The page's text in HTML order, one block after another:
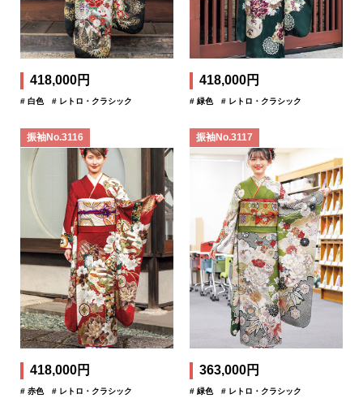
418,000円
# 白色 # レトロ・クラシック
418,000円
# 緑色 # レトロ・クラシック
振袖No.3116
418,000円
# 赤色 # レトロ・クラシック
振袖No.3117
363,000円
# 緑色 # レトロ・クラシック